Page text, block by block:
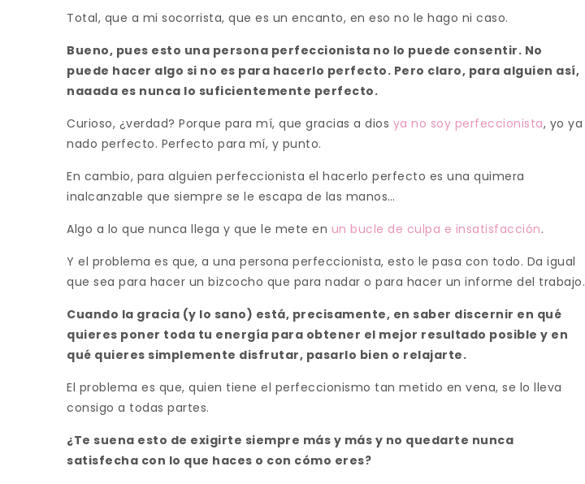
Total, que a mi socorrista, que es un encanto, en eso no le hago ni caso.
Bueno, pues esto una persona perfeccionista no lo puede consentir. No
puede hacer algo si no es para hacerlo perfecto. Pero claro, para alguien así,
naaada es nunca lo suficientemente perfecto.
Curioso, ¿verdad? Porque para mí, que gracias a dios ya no soy perfeccionista, yo ya
nado perfecto. Perfecto para mí, y punto.
En cambio, para alguien perfeccionista el hacerlo perfecto es una quimera
inalcanzable que siempre se le escapa de las manos…
Algo a lo que nunca llega y que le mete en un bucle de culpa e insatisfacción.
Y el problema es que, a una persona perfeccionista, esto le pasa con todo. Da igual
que sea para hacer un bizcocho que para nadar o para hacer un informe del trabajo.
Cuando la gracia (y lo sano) está, precisamente, en saber discernir en qué
quieres poner toda tu energía para obtener el mejor resultado posible y en
qué quieres simplemente disfrutar, pasarlo bien o relajarte.
El problema es que, quien tiene el perfeccionismo tan metido en vena, se lo lleva
consigo a todas partes.
¿Te suena esto de exigirte siempre más y más y no quedarte nunca
satisfecha con lo que haces o con cómo eres?